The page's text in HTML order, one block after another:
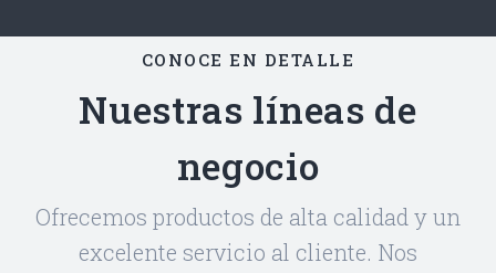
CONOCE EN DETALLE
Nuestras líneas de
negocio
Ofrecemos productos de alta calidad y un
excelente servicio al cliente. Nos